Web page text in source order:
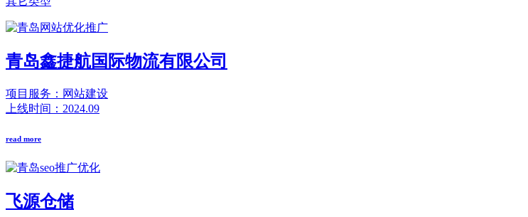
青岛鑫捷航国际物流有限公司
项目服务：网站建设
上线时间：2024.09
read more
飞源仓储